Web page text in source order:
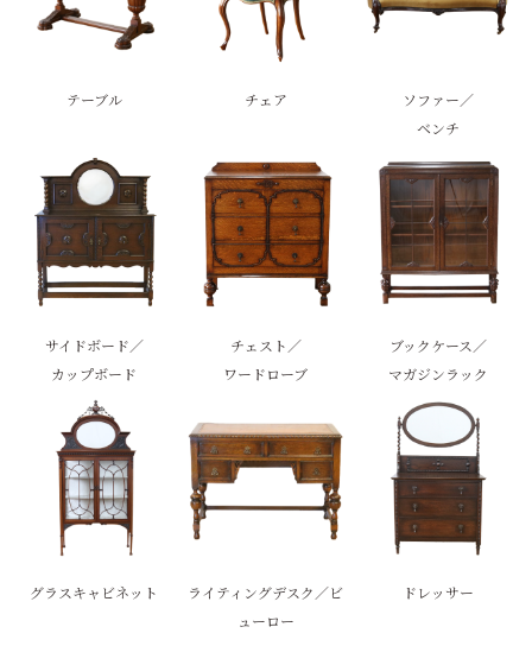
テーブル チェア
ソファー／
ベンチ
サイドボード／
カップボード
チェスト／
ワードローブ
ブックケース／
マガジンラック
グラスキャビネット
ライティングデスク／ビ
ューロー
ドレッサー